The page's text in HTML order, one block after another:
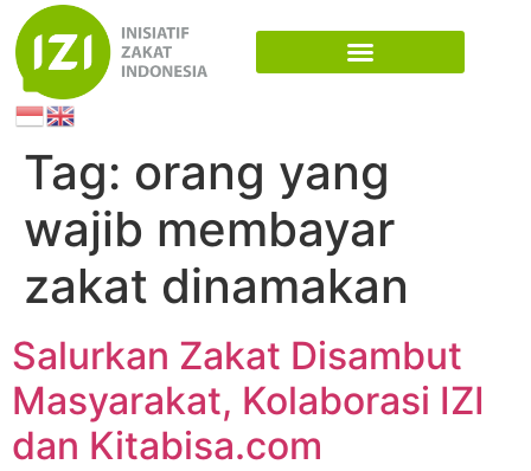
Tag: orang yang
wajib membayar
zakat dinamakan
Salurkan Zakat Disambut
Masyarakat, Kolaborasi IZI
dan Kitabisa.com